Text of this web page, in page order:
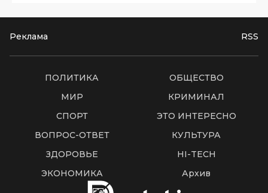
Реклама RSS
ПОЛИТИКА
ОБЩЕСТВО
МИР
КРИМИНАЛ
СПОРТ
ЭТО ИНТЕРЕСНО
ВОПРОС-ОТВЕТ
КУЛЬТУРА
ЗДОРОВЬЕ
HI-TECH
ЭКОНОМИКА
Архив